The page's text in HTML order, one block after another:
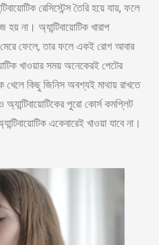
রেসিস্টেন্স তৈরি হয়ে যায়, ফলে
হয় না। অ্যান্টিবায়োটিক খারাপ
মেরে ফেলে, তার ফলে একই রোগ আবার
খাওয়ার সময় অনেকেরই পেটের
খেলে কিছু জিনিস অবশ্যই মাথায় রাখতে
পুরো কোর্স কমপ্লিট
একেবারেই খাওয়া যাবে না।